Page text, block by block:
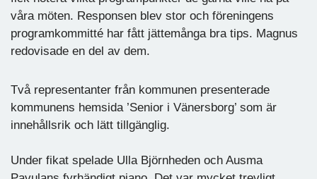
våra möten. Responsen blev stor och föreningens
programkommitté har fått jättemånga bra tips. Magnus
redovisade en del av dem.
Två representanter från kommunen presenterade
kommunens hemsida ’Senior i Vänersborg’ som är
innehållsrik och lätt tillgänglig.
Under fikat spelade Ulla Björnheden och Ausma